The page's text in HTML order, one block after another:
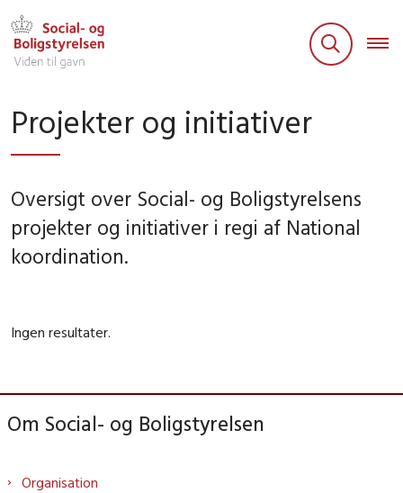
Projekter og initiativer
Oversigt over Social- og Boligstyrelsens
projekter og initiativer i regi af National
koordination.
Ingen resultater.
Om Social- og Boligstyrelsen
Organisation